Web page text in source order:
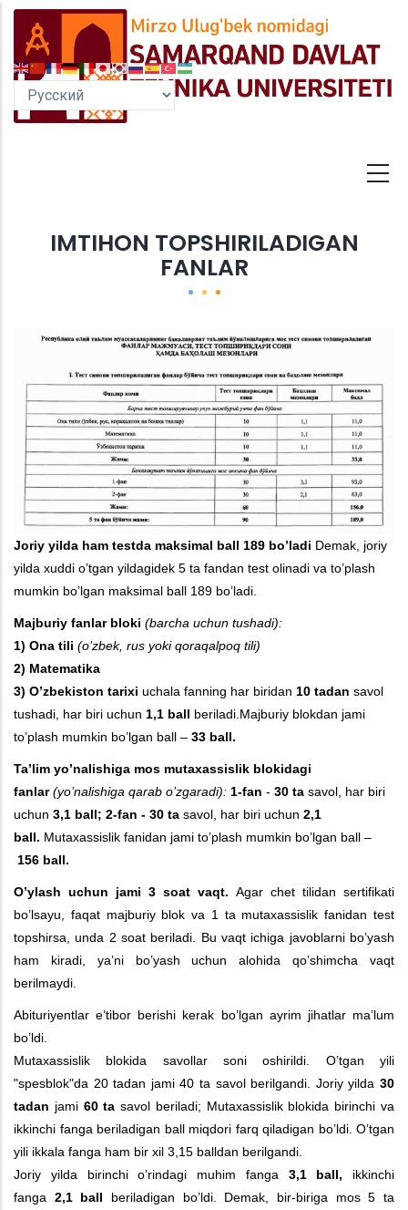
Перейти
основному
содержанию
IMTIHON TOPSHIRILADIGAN
FANLAR
Joriy yilda ham testda maksimal ball 189 bo’ladi Demak, joriy
yilda xuddi o’tgan yildagidek 5 ta fandan test olinadi va to’plash
mumkin bo’lgan maksimal ball 189 bo’ladi.
Majburiy fanlar bloki (barcha uchun tushadi):
1) Ona tili (o’zbek, rus yoki qoraqalpoq tili)
2) Matematika
3) O’zbekiston tarixi uchala fanning har biridan 10 tadan savol
tushadi, har biri uchun 1,1 ball beriladi.Majburiy blokdan jami
to’plash mumkin bo’lgan ball – 33 ball.
Ta’lim yo’nalishiga mos mutaxassislik blokidagi
fanlar(yo’nalishiga qarab o’zgaradi): 1-fan - 30 ta savol, har biri
uchun 3,1 ball; 2-fan - 30 ta savol, har biri uchun 2,1
ball. Mutaxassislik fanidan jami to’plash mumkin bo’lgan ball –
156 ball.
O’ylash uchun jami 3 soat vaqt. Agar chet tilidan sertifikati
bo’lsayu, faqat majburiy blok va 1 ta mutaxassislik fanidan test
topshirsa, unda 2 soat beriladi. Bu vaqt ichiga javoblarni bo’yash
ham kiradi, ya’ni bo’yash uchun alohida qo’shimcha vaqt
berilmaydi.
Abituriyentlar e’tibor berishi kerak bo’lgan ayrim jihatlar ma’lum
bo’ldi.
Mutaxassislik blokida savollar soni oshirildi. O’tgan yili
"spesblok"da 20 tadan jami 40 ta savol berilgandi. Joriy yilda 30
tadan jami 60 ta savol beriladi; Mutaxassislik blokida birinchi va
ikkinchi fanga beriladigan ball miqdori farq qiladigan bo’ldi. O’tgan
yili ikkala fanga ham bir xil 3,15 balldan berilgandi.
Joriy yilda birinchi o’rindagi muhim fanga 3,1 ball, ikkinchi
fanga 2,1 ball beriladigan bo’ldi. Demak, bir-biriga mos 5 ta